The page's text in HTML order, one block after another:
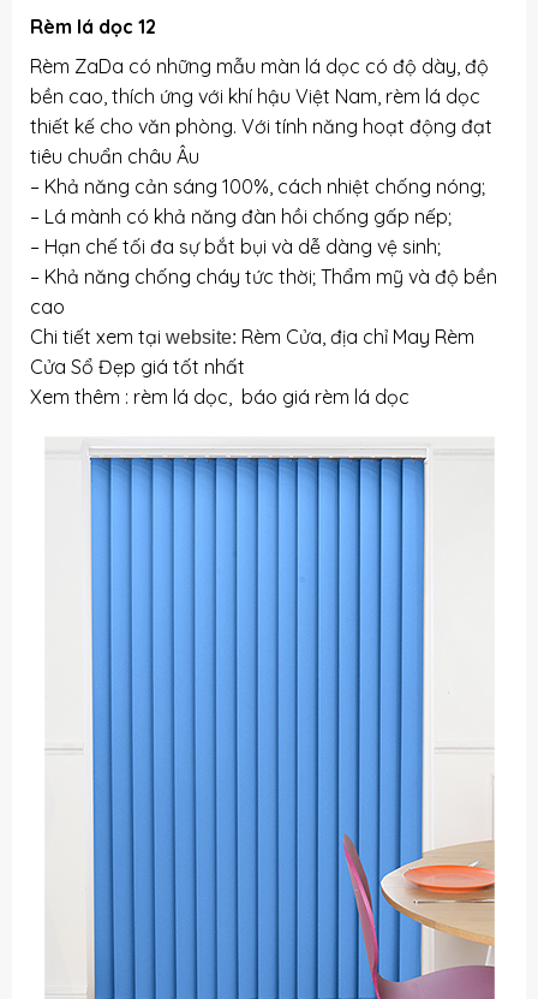
Rèm lá dọc 12
Rèm ZaDa có những mẫu màn lá dọc có độ dày, độ
bền cao, thích ứng với khí hậu Việt Nam, rèm lá dọc
thiết kế cho văn phòng. Với tính năng hoạt động đạt
tiêu chuẩn châu Âu
– Khả năng cản sáng 100%, cách nhiệt chống nóng;
– Lá mành có khả năng đàn hồi chống gấp nếp;
– Hạn chế tối đa sự bắt bụi và dễ dàng vệ sinh;
– Khả năng chống cháy tức thời; Thẩm mỹ và độ bền
cao
Chi tiết xem tại website: Rèm Cửa, địa chỉ May Rèm
Cửa Sổ Đẹp giá tốt nhất
Xem thêm : rèm lá dọc , báo giá rèm lá dọc